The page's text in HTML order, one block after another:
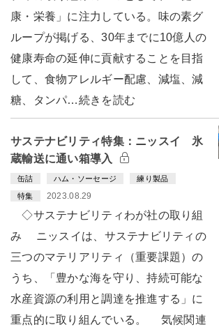
康・栄養」に注力している。味の素グ
ループが掲げる、30年までに10億人の
健康寿命の延伸に貢献することを目指
して、食物アレルギー配慮、減塩、減
糖、タンパ…続きを読む
サステナビリティ特集：ニッスイ 氷
蔵輸送に通い箱導入
缶詰 ハム・ソーセージ 練り製品
特集 2023.08.29
◇サステナビリティわが社の取り組
み ニッスイは、サステナビリティの
三つのマテリアリティ（重要課題）の
うち、「豊かな海を守り、持続可能な
水産資源の利用と調達を推進する」に
重点的に取り組んでいる。 気候関連